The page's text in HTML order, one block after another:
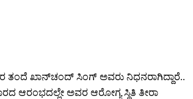
ತಂದೆ ಖಾನ್‌ಚಂದ್ ಸಿಂಗ್ ಅವರು ನಿಧನರಾಗಿದ್ದಾರೆ..
ಆರಂಭದಲ್ಲೇ ಅವರ ಆರೋಗ್ಯ ಸ್ಥಿತಿ ತೀರಾ